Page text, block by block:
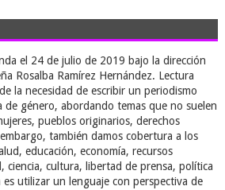
el 24 de julio de 2019 bajo la dirección
Rosalba Ramírez Hernández. Lectura
la necesidad de escribir un periodismo
de género, abordando temas que no suelen
pueblos originarios, derechos
también damos cobertura a los
educación, economía, recursos
ciencia, cultura, libertad de prensa, política
utilizar un lenguaje con perspectiva de